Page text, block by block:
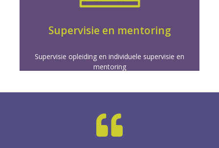
Supervisie en mentoring
Supervisie opleiding en individuele supervisie en
mentoring
vaardigheden voor meesterschap in coaching.